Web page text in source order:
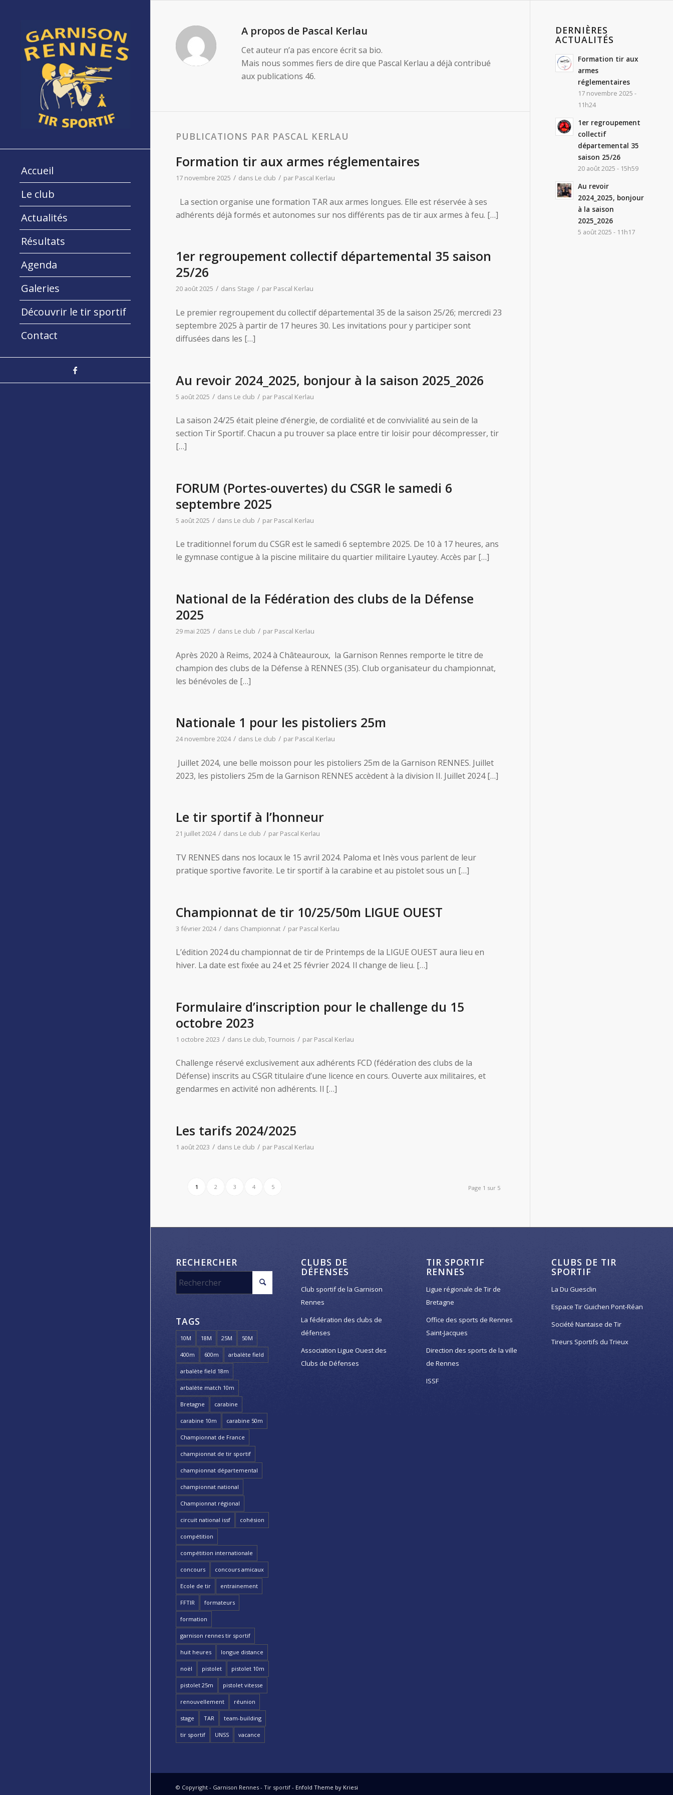
Accueil
Le club
Actualités
Résultats
Agenda
Galeries
Découvrir le tir sportif
Contact
A propos de Pascal Kerlau
Cet auteur n’a pas encore écrit sa bio.
Mais nous sommes fiers de dire que Pascal Kerlau a déjà contribué
aux publications 46.
PUBLICATIONS PAR PASCAL KERLAU
Formation tir aux armes réglementaires
17 novembre 2025 / dans Le club / par Pascal Kerlau
La section organise une formation TAR aux armes longues. Elle est réservée à ses
adhérents déjà formés et autonomes sur nos différents pas de tir aux armes à feu. […]
1er regroupement collectif départemental 35 saison
25/26
20 août 2025 / dans Stage / par Pascal Kerlau
Le premier regroupement du collectif départemental 35 de la saison 25/26; mercredi 23
septembre 2025 à partir de 17 heures 30. Les invitations pour y participer sont
diffusées dans les […]
Au revoir 2024_2025, bonjour à la saison 2025_2026
5 août 2025 / dans Le club / par Pascal Kerlau
La saison 24/25 était pleine d’énergie, de cordialité et de convivialité au sein de la
section Tir Sportif. Chacun a pu trouver sa place entre tir loisir pour décompresser, tir
[…]
FORUM (Portes-ouvertes) du CSGR le samedi 6
septembre 2025
5 août 2025 / dans Le club / par Pascal Kerlau
Le traditionnel forum du CSGR est le samedi 6 septembre 2025. De 10 à 17 heures, ans
le gymnase contigue à la piscine militaire du quartier militaire Lyautey. Accès par […]
National de la Fédération des clubs de la Défense
2025
29 mai 2025 / dans Le club / par Pascal Kerlau
Après 2020 à Reims, 2024 à Châteauroux, la Garnison Rennes remporte le titre de
champion des clubs de la Défense à RENNES (35). Club organisateur du championnat,
les bénévoles de […]
Nationale 1 pour les pistoliers 25m
24 novembre 2024 / dans Le club / par Pascal Kerlau
Juillet 2024, une belle moisson pour les pistoliers 25m de la Garnison RENNES. Juillet
2023, les pistoliers 25m de la Garnison RENNES accèdent à la division II. Juillet 2024 […]
Le tir sportif à l’honneur
21 juillet 2024 / dans Le club / par Pascal Kerlau
TV RENNES dans nos locaux le 15 avril 2024. Paloma et Inès vous parlent de leur
pratique sportive favorite. Le tir sportif à la carabine et au pistolet sous un […]
Championnat de tir 10/25/50m LIGUE OUEST
3 février 2024 / dans Championnat / par Pascal Kerlau
L’édition 2024 du championnat de tir de Printemps de la LIGUE OUEST aura lieu en
hiver. La date est fixée au 24 et 25 février 2024. Il change de lieu. […]
Formulaire d’inscription pour le challenge du 15
octobre 2023
1 octobre 2023 / dans Le club,Tournois / par Pascal Kerlau
Challenge réservé exclusivement aux adhérents FCD (fédération des clubs de la
Défense) inscrits au CSGR titulaire d’une licence en cours. Ouverte aux militaires, et
gendarmes en activité non adhérents. Il […]
Les tarifs 2024/2025
1 août 2023 / dans Le club / par Pascal Kerlau
Page 1 sur 5
1 2 3 4 5
DERNIÈRES
ACTUALITÉS
Formation tir aux
armes
réglementaires
17 novembre 2025 -
11h24
1er regroupement
collectif
départemental 35
saison 25/26
20 août 2025 - 15h59
Au revoir
2024_2025, bonjour
à la saison
2025_2026
5 août 2025 - 11h17
RECHERCHER
TAGS
10M 18M 25M 50M
400m 600m arbalète field
arbalète field 18m
arbalète match 10m
Bretagne carabine
carabine 10m carabine 50m
Championnat de France
championnat de tir sportif
championnat départemental
championnat national
Championnat régional
circuit national issf cohésion
compétition
compétition internationale
concours concours amicaux
Ecole de tir entrainement
FFTIR formateurs
formation
garnison rennes tir sportif
huit heures longue distance
noël pistolet pistolet 10m
pistolet 25m pistolet vitesse
renouvellement réunion
stage TAR team-building
tir sportif UNSS vacance
CLUBS DE
DÉFENSES
Club sportif de la Garnison
Rennes
La fédération des clubs de
défenses
Association Ligue Ouest des
Clubs de Défenses
TIR SPORTIF
RENNES
Ligue régionale de Tir de
Bretagne
Office des sports de Rennes
Saint-Jacques
Direction des sports de la ville
de Rennes
ISSF
CLUBS DE TIR
SPORTIF
La Du Guesclin
Espace Tir Guichen Pont-Réan
Société Nantaise de Tir
Tireurs Sportifs du Trieux
© Copyright - Garnison Rennes - Tir sportif - Enfold Theme by Kriesi